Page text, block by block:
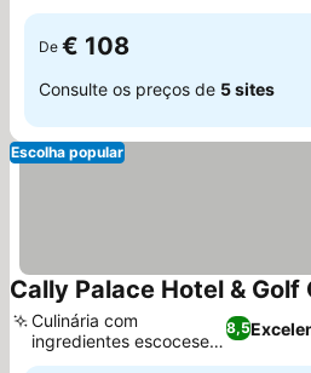
De € 108
Consulte os preços de 5 sites
Escolha popular
Cally Palace Hotel & Golf
8,5
Culinária com
ingredientes escoceses
locais